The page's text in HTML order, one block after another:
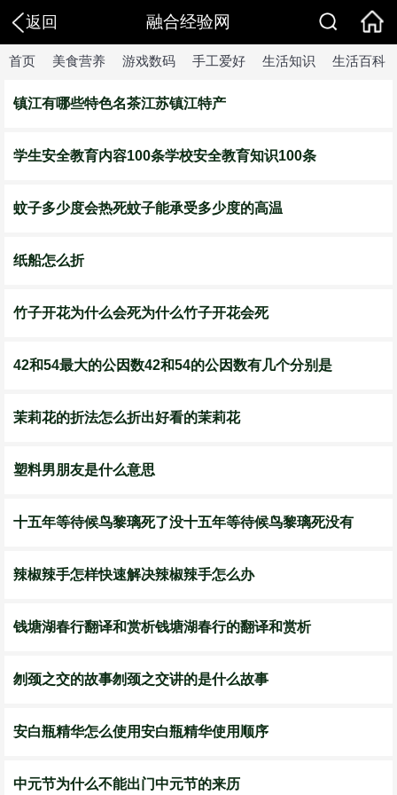
返回 融合经验网
首页 美食营养 游戏数码 手工爱好 生活知识 生活百科
镇江有哪些特色名茶江苏镇江特产
学生安全教育内容100条学校安全教育知识100条
蚊子多少度会热死蚊子能承受多少度的高温
纸船怎么折
竹子开花为什么会死为什么竹子开花会死
42和54最大的公因数42和54的公因数有几个分别是
茉莉花的折法怎么折出好看的茉莉花
塑料男朋友是什么意思
十五年等待候鸟黎璃死了没十五年等待候鸟黎璃死没有
辣椒辣手怎样快速解决辣椒辣手怎么办
钱塘湖春行翻译和赏析钱塘湖春行的翻译和赏析
刎颈之交的故事刎颈之交讲的是什么故事
安白瓶精华怎么使用安白瓶精华使用顺序
中元节为什么不能出门中元节的来历